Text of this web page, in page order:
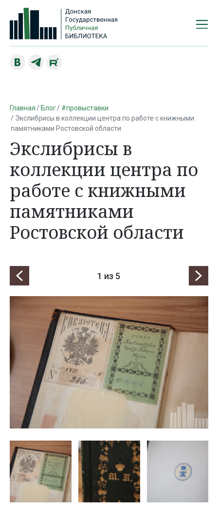
Главная Блог
#провыставки
Экслибрисы в коллекции центра по работе с книжными
памятниками Ростовской области
Экслибрисы в
коллекции центра по
работе с книжными
памятниками
Ростовской области
1 из 5